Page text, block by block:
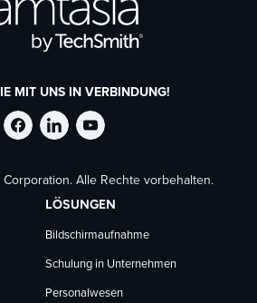
MIT UNS IN VERBINDUNG!
TechSmith
auf
Facebook
folgen
TechSmith
auf
LinkedIn
folgen
TechSmith
auf
YouTube
folgen
Alle Rechte vorbehalten.
LÖSUNGEN
Bildschirmaufnahme
Schulung in Unternehmen
Personalwesen